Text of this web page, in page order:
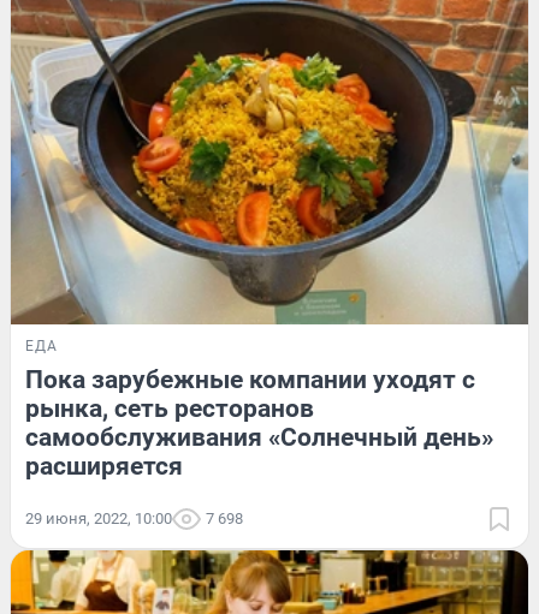
ЕДА
Пока зарубежные компании уходят с
рынка, сеть ресторанов
самообслуживания «Солнечный день»
расширяется
29 июня, 2022, 10:00 7 698